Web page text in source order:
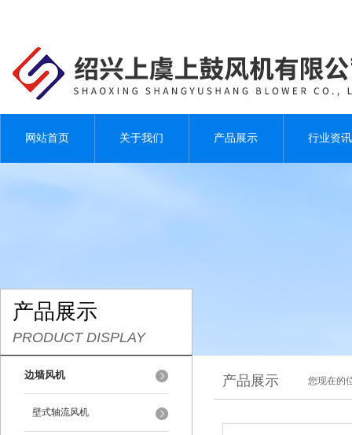
网站首页 关于我们 产品展示 行业资讯
产品展示
PRODUCT DISPLAY
边墙风机
壁式轴流风机
产品展示 您现在的